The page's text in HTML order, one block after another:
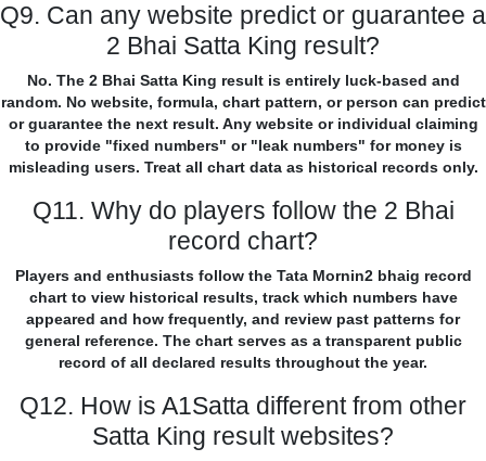
Q9. Can any website predict or guarantee a
2 Bhai Satta King result?
No. The 2 Bhai Satta King result is entirely luck-based and
random. No website, formula, chart pattern, or person can predict
or guarantee the next result. Any website or individual claiming
to provide "fixed numbers" or "leak numbers" for money is
misleading users. Treat all chart data as historical records only.
Q11. Why do players follow the 2 Bhai
record chart?
Players and enthusiasts follow the Tata Mornin2 bhaig record
chart to view historical results, track which numbers have
appeared and how frequently, and review past patterns for
general reference. The chart serves as a transparent public
record of all declared results throughout the year.
Q12. How is A1Satta different from other
Satta King result websites?